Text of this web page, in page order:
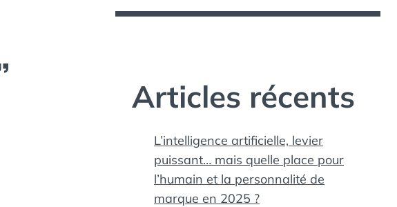
Articles récents
L’intelligence artificielle, levier
puissant… mais quelle place pour
l’humain et la personnalité de
marque en 2025 ?